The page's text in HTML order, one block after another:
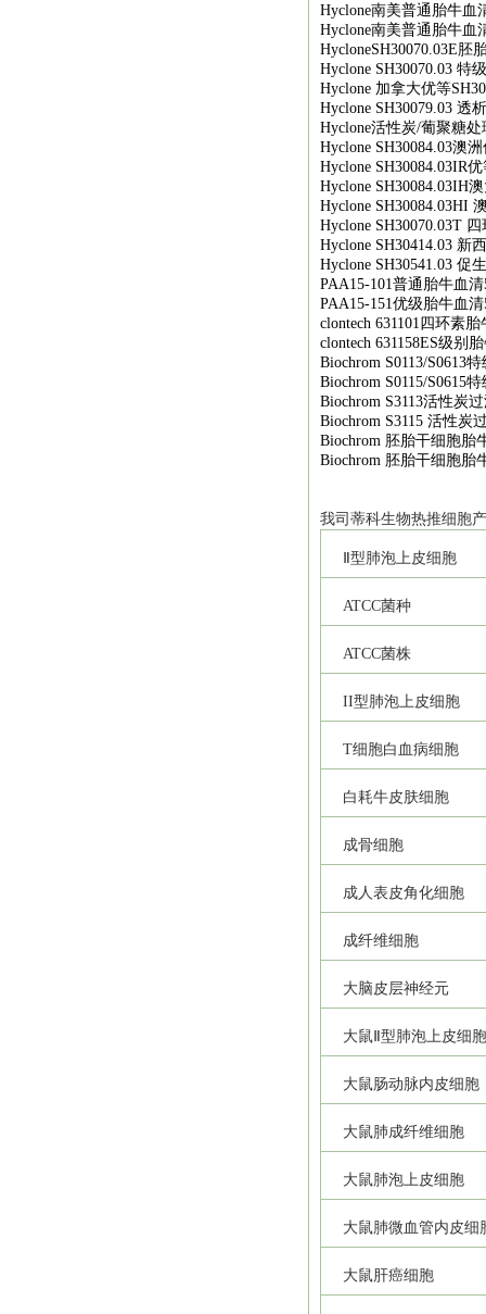
Hyclone南美普通胎牛血
Hyclone南美普通胎牛血
HycloneSH30070.03E胚
Hyclone SH30070.03 特
Hyclone 加拿大优等
Hyclone SH30079.03 透
Hyclone活性炭/葡聚糖处
Hyclone SH30084.03澳洲
Hyclone SH30084.03IR优
Hyclone SH30084.03IH
Hyclone SH30084.03HI
Hyclone SH30070.03T
Hyclone SH30414.03 新
Hyclone SH30541.03 促
PAA15-101普通胎牛血清
PAA15-151优级胎牛血清
clontech 631101 四环素胎
clontech 631158ES级别
Biochrom S0113/S0613特
Biochrom S0115/S0615特
Biochrom S3113活性炭
Biochrom S3115 活性炭
Biochrom 胚胎干细胞胎
Biochrom 胚胎干细胞胎
我司 蒂科生物热推细胞
Ⅱ型肺泡上皮细胞
ATCC菌种
ATCC菌株
II型肺泡上皮细胞
T细胞白血病细胞
白耗牛皮肤细胞
成骨细胞
成人表皮角化细胞
成纤维细胞
大脑皮层神经元
大鼠Ⅱ型肺泡上皮细胞
大鼠肠动脉内皮细胞
大鼠肺成纤维细胞
大鼠肺泡上皮细胞
大鼠肺微血管内皮细
大鼠肝癌细胞